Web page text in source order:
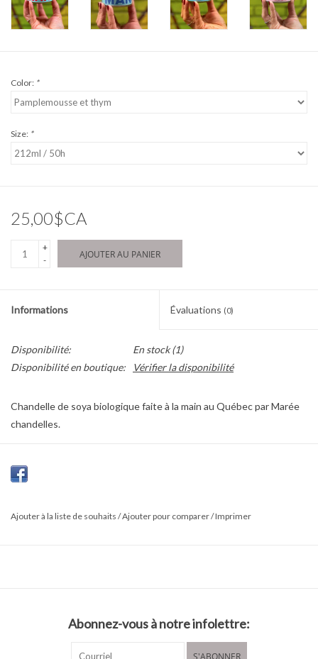
Color: *
Size: *
25,00$CA
+
-
AJOUTER AU PANIER
Informations Évaluations (0)
Disponibilité: En stock(1)
Disponibilité en boutique:
Vérifier la disponibilité
Chandelle de soya biologique faite à la main au Québec par Marée
chandelles.
longtemps et émet 90% moins de suie que la cire conventionnelle.
Ajouter à la liste de souhaits /Ajouter pour comparer/Imprimer
Abonnez-vous à notre infolettre: